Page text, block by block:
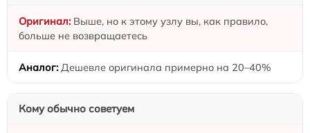
Выше, но к этому узлу вы, как правило,
больше не возвращаетесь
Дешевле оригинала примерно на 20–40%
Кому обычно советуем